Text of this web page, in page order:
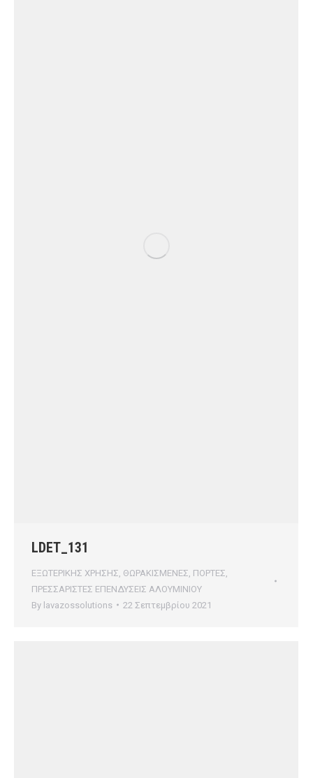
LDET_131
ΕΞΩΤΕΡΙΚΗΣ ΧΡΗΣΗΣ ΘΩΡΑΚΙΣΜΕΝΕΣ ΠΟΡΤΕΣ
ΠΡΕΣΣΑΡΙΣΤΕΣ ΕΠΕΝΔΥΣΕΙΣ ΑΛΟΥΜΙΝΙΟΥ
By lavazossolutions 22 Σεπτεμβρίου 2021